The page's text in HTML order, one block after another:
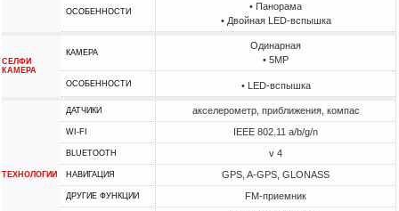
ОСОБЕННОСТИ
• Панорама
• Двойная LED-вспышка
СЕЛФИ
КАМЕРА
КАМЕРА
Одинарная
• 5MP
ОСОБЕННОСТИ • LED-вспышка
ТЕХНОЛОГИИ
ДАТЧИКИ акселерометр, приближения, компас
WI-FI IEEE 802.11 a/b/g/n
BLUETOOTH v 4
НАВИГАЦИЯ GPS, A-GPS, GLONASS
ДРУГИЕ ФУНКЦИИ FM-приемник